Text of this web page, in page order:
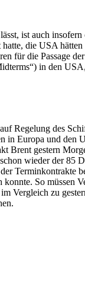
ist auch
die USA
für die Passage
in den
Regelung des
in Europa und den
Brent gestern
wieder der 85
Terminkontrakte
So müssen
Vergleich zu